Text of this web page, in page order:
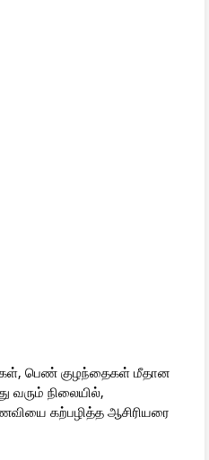
பெண் குழந்தைகள் மீதான
வரும் நிலையில்,
கற்பழித்த ஆசிரியரை